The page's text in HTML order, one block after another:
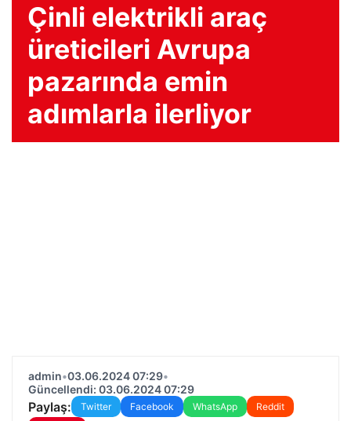
Çinli elektrikli araç
üreticileri Avrupa
pazarında emin
adımlarla ilerliyor
admin•03.06.2024 07:29•
Güncellendi: 03.06.2024 07:29
Paylaş: Twitter Facebook WhatsApp
Reddit